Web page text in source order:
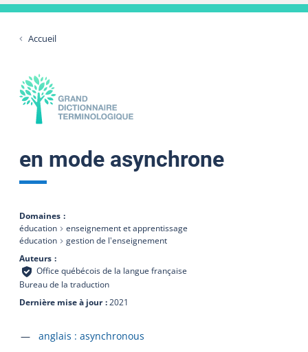
Accueil
en mode asynchrone
Domaines
éducation
enseignement et apprentissage
éducation
gestion de l'enseignement
Auteurs
Office québécois de la langue française
Bureau de la traduction
Dernière mise à jour 2021
Accéder à la fiche en
anglais : asynchronous